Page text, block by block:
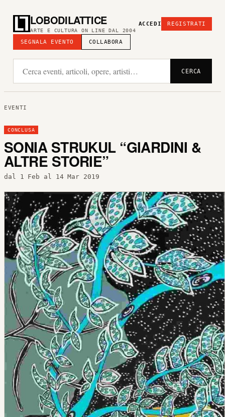
LOBODILATTICE
ARTE E CULTURA ON LINE DAL 2004
SEGNALA EVENTO COLLABORA
ACCEDI REGISTRATI
CERCA
EVENTI
CONCLUSA
SONIA STRUKUL “GIARDINI &
ALTRE STORIE”
dal 1 Feb al 14 Mar 2019